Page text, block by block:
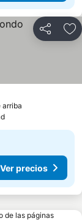
Compartir
arriba
Ver precios
de las páginas